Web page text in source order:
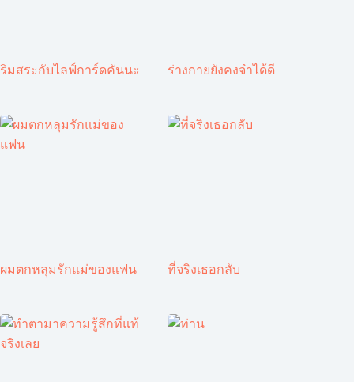
ริมสระกับไลฟ์การ์ดคันนะ ร่างกายยังคงจำได้ดี
ผมตกหลุมรักแม่ของแฟน ที่จริงเธอกลับ